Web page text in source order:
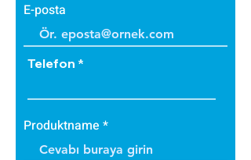
E-posta
Telefon
Produktname